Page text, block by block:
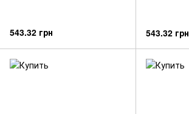
543.32 грн 543.32 грн